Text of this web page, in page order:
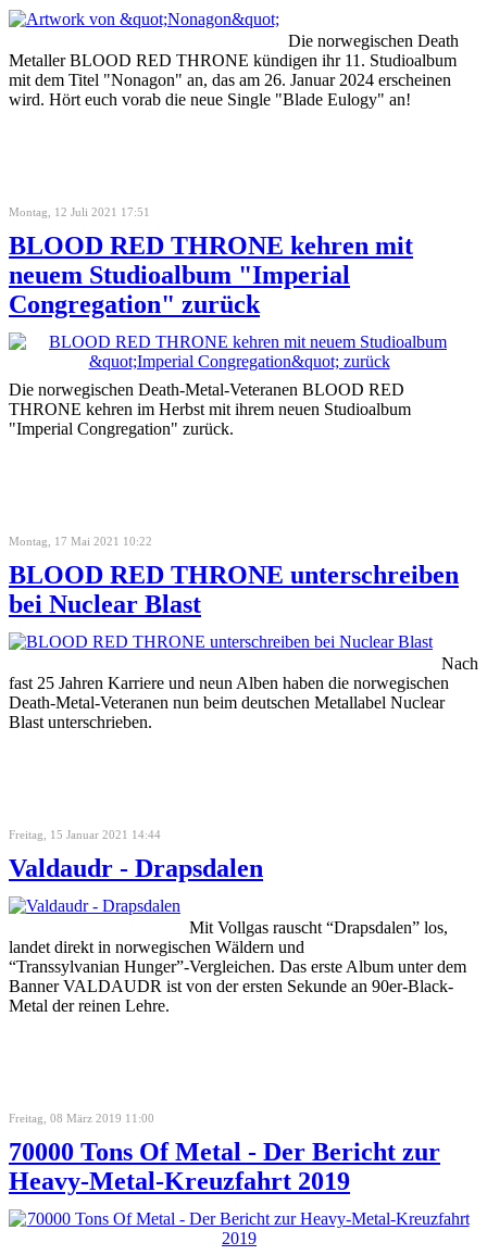
Die norwegischen Death
Metaller BLOOD RED THRONE kündigen ihr 11. Studioalbum
mit dem Titel "Nonagon" an, das am 26. Januar 2024 erscheinen
wird. Hört euch vorab die neue Single "Blade Eulogy" an!
Montag, 12 Juli 2021 17:51
BLOOD RED THRONE kehren mit
neuem Studioalbum "Imperial
Congregation" zurück
Die norwegischen Death-Metal-Veteranen BLOOD RED
THRONE kehren im Herbst mit ihrem neuen Studioalbum
"Imperial Congregation" zurück.
Montag, 17 Mai 2021 10:22
BLOOD RED THRONE unterschreiben
bei Nuclear Blast
Nach
fast 25 Jahren Karriere und neun Alben haben die norwegischen
Death-Metal-Veteranen nun beim deutschen Metallabel Nuclear
Blast unterschrieben.
Freitag, 15 Januar 2021 14:44
Valdaudr - Drapsdalen
Mit Vollgas rauscht “Drapsdalen” los,
landet direkt in norwegischen Wäldern und
“Transsylvanian Hunger”-Vergleichen. Das erste Album unter dem
Banner VALDAUDR ist von der ersten Sekunde an 90er-Black-
Metal der reinen Lehre.
Freitag, 08 März 2019 11:00
70000 Tons Of Metal - Der Bericht zur
Heavy-Metal-Kreuzfahrt 2019